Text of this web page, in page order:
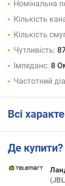
Номінальна
Кількість
Кількість
Чутливість:
Імпеданс: 8
Частотний
Всі
Де купити?